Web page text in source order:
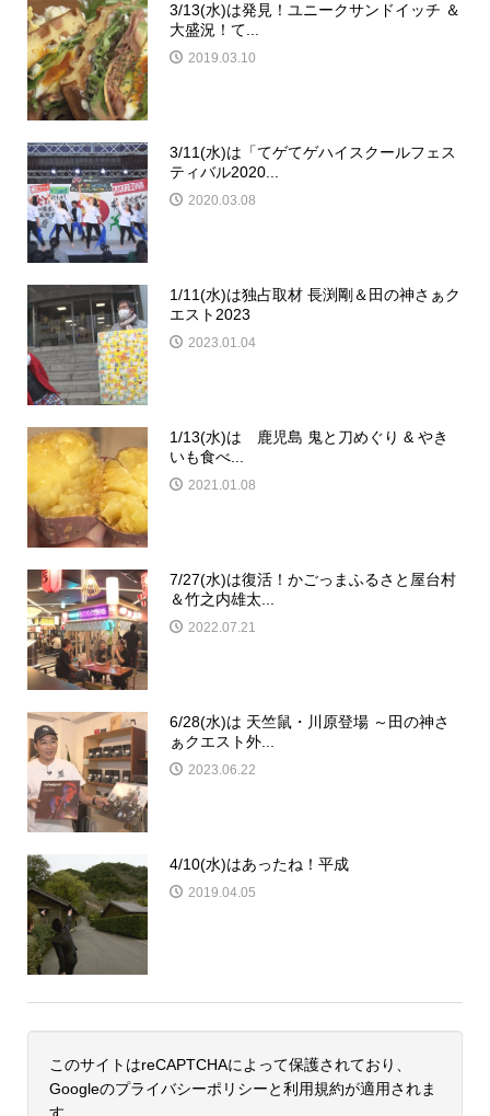
3/13(水)は発見！ユニークサンドイッチ ＆
大盛況！て...
2019.03.10
3/11(水)は「てゲてゲハイスクールフェス
ティバル2020...
2020.03.08
1/11(水)は独占取材 長渕剛＆田の神さぁク
エスト2023
2023.01.04
1/13(水)は 鹿児島 鬼と刀めぐり & やき
いも食べ...
2021.01.08
7/27(水)は復活！かごっまふるさと屋台村
＆竹之内雄太...
2022.07.21
6/28(水)は 天竺鼠・川原登場 ～田の神さ
ぁクエスト外...
2023.06.22
4/10(水)はあったね！平成
2019.04.05
このサイトはreCAPTCHAによって保護されており、
Googleのプライバシーポリシーと利用規約が適用されま